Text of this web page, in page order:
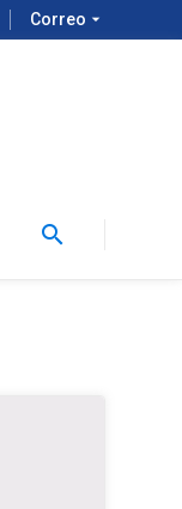
Correo arrow_drop_down
search